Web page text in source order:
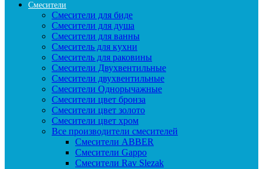
Смесители
Смесители для биде
Смесители для душа
Смесители для ванны
Смеситель для кухни
Смеситель для раковины
Смесители Двухвентильные
Смесители двухвентильные
Смесители Однорычажные
Смесители цвет бронза
Смесители цвет золото
Смесители цвет хром
Все производители смесителей
Cмесители ABBER
Cмесители Gappo
Cмесители Rav Slezak